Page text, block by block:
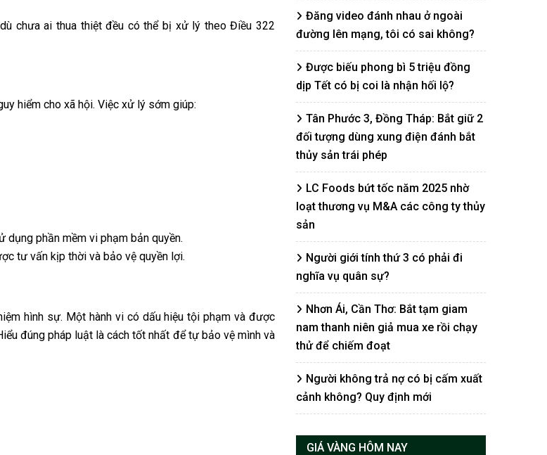
chưa ai thua thiệt đều có thể bị xử lý theo Điều 322
hiểm cho xã hội. Việc xử lý sớm giúp:
phần mềm vi phạm bản quyền.
tư vấn kịp thời và bảo vệ quyền lợi.
hình sự. Một hành vi có dấu hiệu tội phạm và được
đúng pháp luật là cách tốt nhất để tự bảo vệ mình và
Đăng video đánh nhau ở ngoài
đường lên mạng, tôi có sai không?
Được biếu phong bì 5 triệu đồng
dịp Tết có bị coi là nhận hối lộ?
Tân Phước 3, Đồng Tháp: Bắt giữ 2
đối tượng dùng xung điện đánh bắt
thủy sản trái phép
LC Foods bứt tốc năm 2025 nhờ
loạt thương vụ M&A các công ty thủy
sản
Người giới tính thứ 3 có phải đi
nghĩa vụ quân sự?
Nhơn Ái, Cần Thơ: Bắt tạm giam
nam thanh niên giả mua xe rồi chạy
thử để chiếm đoạt
Người không trả nợ có bị cấm xuất
cảnh không? Quy định mới
GIÁ VÀNG HÔM NAY